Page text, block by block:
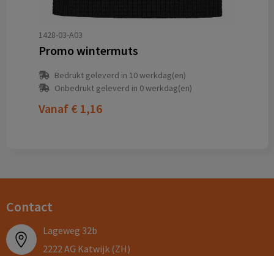
1428-03-A03
Promo wintermuts
Bedrukt geleverd in 10 werkdag(en)
Onbedrukt geleverd in 0 werkdag(en)
Vanaf € 1,16
Contact
Lageweg 32b
2222 AG Katwijk (ZH)